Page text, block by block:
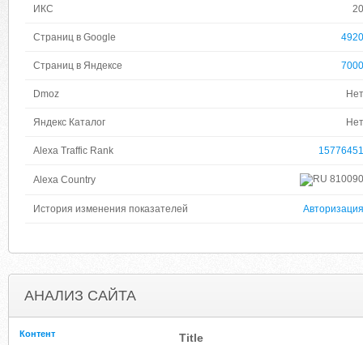
ИКС 20
Страниц в Google 4920
Страниц в Яндексе 7000
Dmoz Нет
Яндекс Каталог Нет
Alexa Traffic Rank 15776451
Alexa Country 810090
История изменения показателей Авторизация
АНАЛИЗ САЙТА
Контент Title